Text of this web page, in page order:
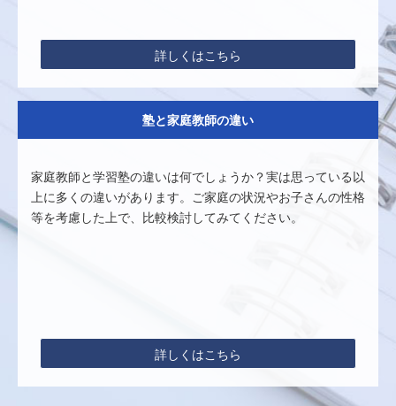
詳しくはこちら
塾と家庭教師の違い
家庭教師と学習塾の違いは何でしょうか？実は思っている以
上に多くの違いがあります。ご家庭の状況やお子さんの性格
等を考慮した上で、比較検討してみてください。
詳しくはこちら